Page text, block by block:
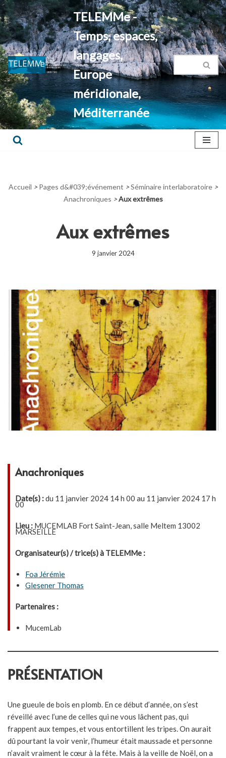
Aller
au
contenu
TELEMMe -
Temps, espaces,
langages,
Europe
méridionale,
Méditerranée
Accueil > Pages d&#039;événement > Séminaire interlaboratoire >
Anachroniques > Aux extrêmes
Aux extrêmes
9 janvier 2024
Anachroniques
Date(s) :du 11 janvier 2024 14 h 00 au 11 janvier 2024 17 h
00
Lieu : MUCEMLAB Fort Saint-Jean, salle Meltem 13002
MARSEILLE
Organisateur(s) / trice(s) à TELEMMe :
Foa Jérémie
Glesener Thomas
Partenaires :
MucemLab
PRÉSENTATION
Une gueule de bois en plomb. En ce début d’année, on s’est
réveillé avec l’une de celles qui ne vous lâchent pas, qui
frappent aux tempes, et vous entortillent les tripes. On aurait
dû pourtant la voir venir, l’humeur était maussade et personne
n’avait vraiment le cœur à la fête. Mais à la veille de Noël, on a